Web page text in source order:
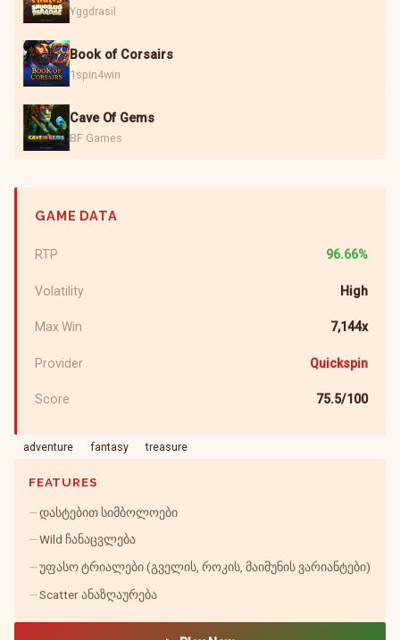
Yggdrasil
Book of Corsairs
1spin4win
Cave Of Gems
BF Games
GAME DATA
RTP 96.66%
Volatility High
Max Win 7,144x
Provider Quickspin
Score 75.5/100
adventure fantasy treasure
FEATURES
დასტებით სიმბოლოები
Wild ჩანაცვლება
უფასო ტრიალები (გველის, როკის, მაიმუნის ვარიანტები)
Scatter ანაზღაურება